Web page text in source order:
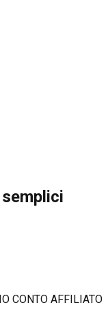
CONTO AFFILIATO